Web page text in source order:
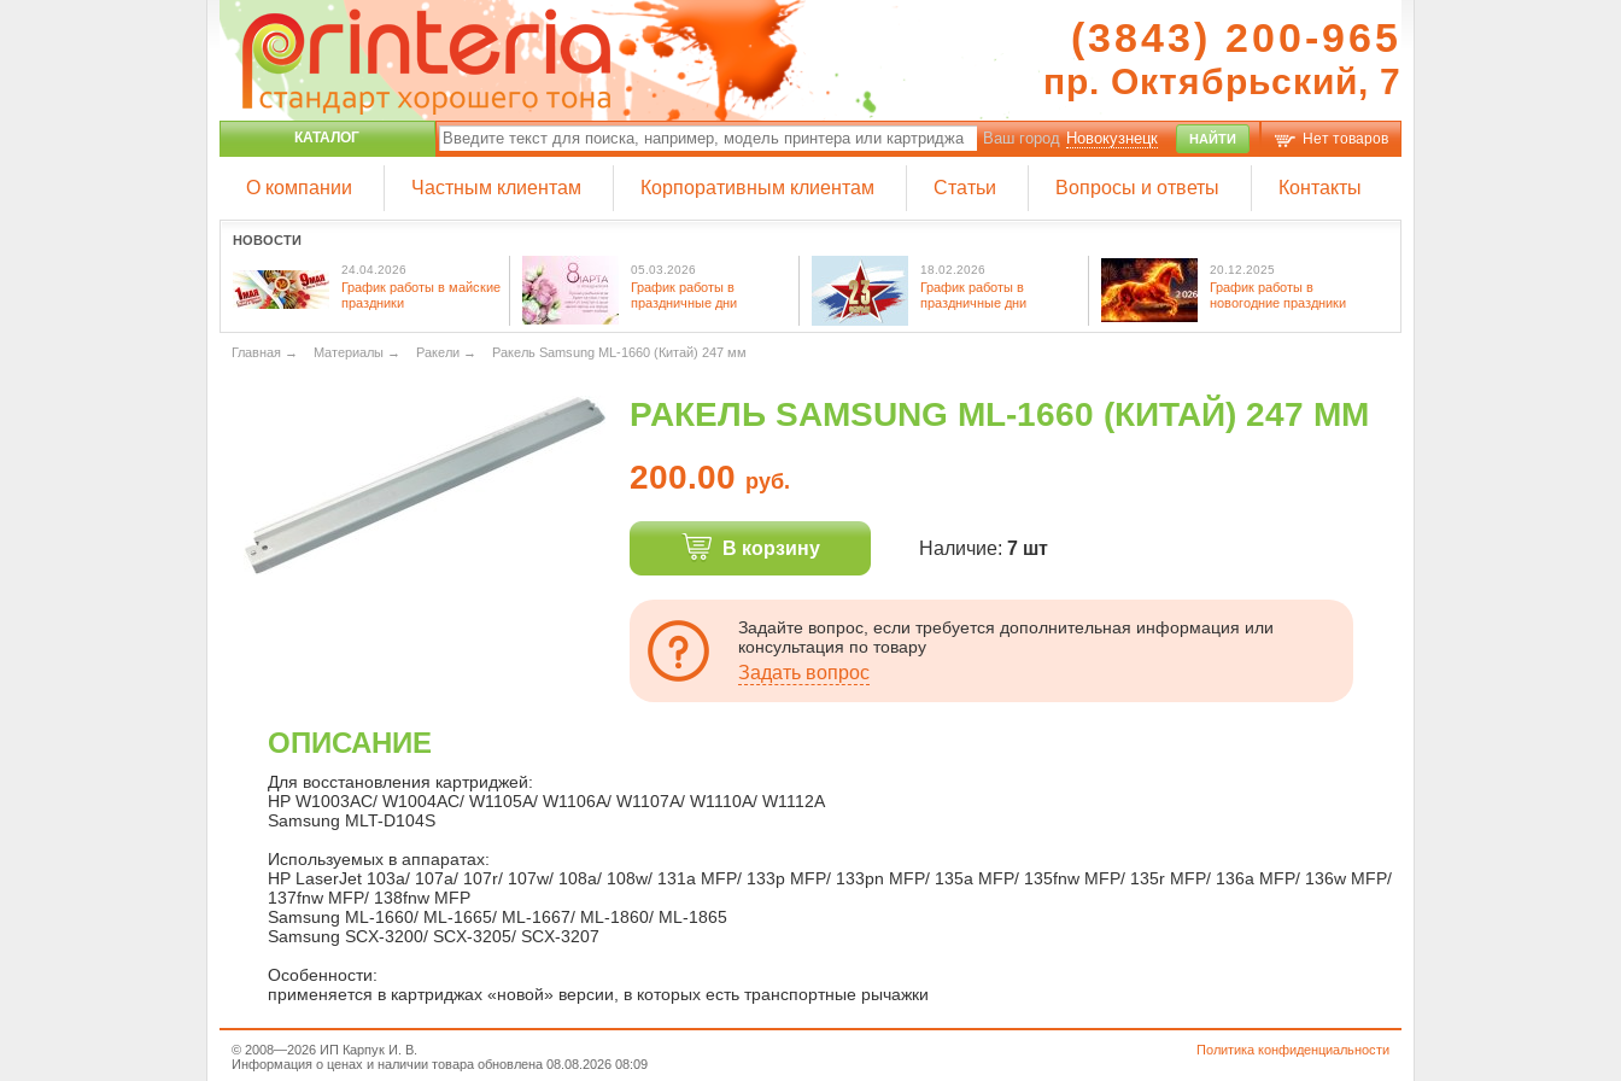
(3843) 200-965
пр. Октябрьский, 7
КАТАЛОГ Ваш город Новокузнецк НАЙТИ Нет товаров
О компании Частным клиентам Корпоративным клиентам Статьи Вопросы и ответы Контакты
НОВОСТИ
24.04.2026
График работы в майские
праздники
05.03.2026
График работы в
праздничные дни
18.02.2026
График работы в
праздничные дни
20.12.2025
График работы в
новогодние праздники
Главная → Материалы → Ракели → Ракель Samsung ML-1660 (Китай) 247 мм
РАКЕЛЬ SAMSUNG ML-1660 (КИТАЙ) 247 ММ
200.00 руб.
В корзину Наличие: 7 шт
Задайте вопрос, если требуется дополнительная информация или
консультация по товару
Задать вопрос
ОПИСАНИЕ
Для восстановления картриджей:
HP W1003AC/ W1004AC/ W1105A/ W1106A/ W1107A/ W1110A/ W1112A
Samsung MLT-D104S
Используемых в аппаратах:
HP LaserJet 103a/ 107a/ 107r/ 107w/ 108a/ 108w/ 131a MFP/ 133p MFP/ 133pn MFP/ 135a MFP/ 135fnw MFP/ 135r MFP/ 136a MFP/ 136w MFP/
137fnw MFP/ 138fnw MFP
Samsung ML-1660/ ML-1665/ ML-1667/ ML-1860/ ML-1865
Samsung SCX-3200/ SCX-3205/ SCX-3207
Особенности:
применяется в картриджах «новой» версии, в которых есть транспортные рычажки
© 2008—2026 ИП Карпук И. В.
Информация о ценах и наличии товара обновлена 08.08.2026 08:09
Политика конфиденциальности